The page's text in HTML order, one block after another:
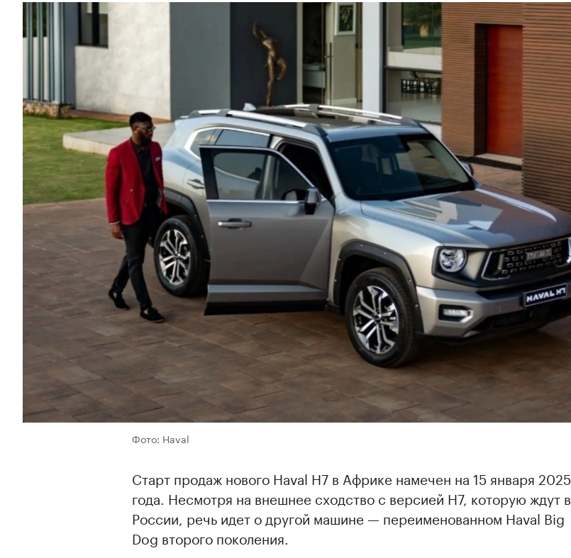
Фото: Haval
Старт продаж нового Haval H7 в Африке намечен на 15 января 2025
года. Несмотря на внешнее сходство с версией H7, которую ждут в
России, речь идет о другой машине — переименованном Haval Big
Dog второго поколения.